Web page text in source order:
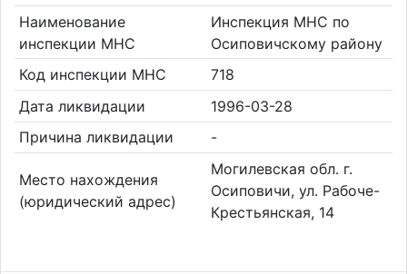
Наименование
инспекции МНС
Инспекция МНС по
Осиповичскому району
Код инспекции МНС
718
Дата ликвидации
1996-03-28
Причина ликвидации
-
Место нахождения
(юридический адрес)
Могилевская обл. г.
Осиповичи, ул. Рабоче-
Крестьянская, 14